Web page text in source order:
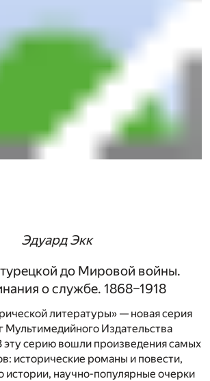
Эдуард Экк
до Мировой войны.
о службе. 1868–1918
литературы» — новая серия
Мультимедийного Издательства
эту серию вошли произведения самых
исторические романы и повести,
истории, научно-популярные очерки